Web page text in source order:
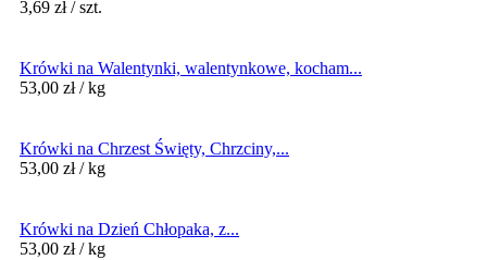
3,69 zł / szt.
Krówki na Walentynki, walentynkowe, kocham...
53,00 zł / kg
Krówki na Chrzest Święty, Chrzciny,...
53,00 zł / kg
Krówki na Dzień Chłopaka, z...
53,00 zł / kg